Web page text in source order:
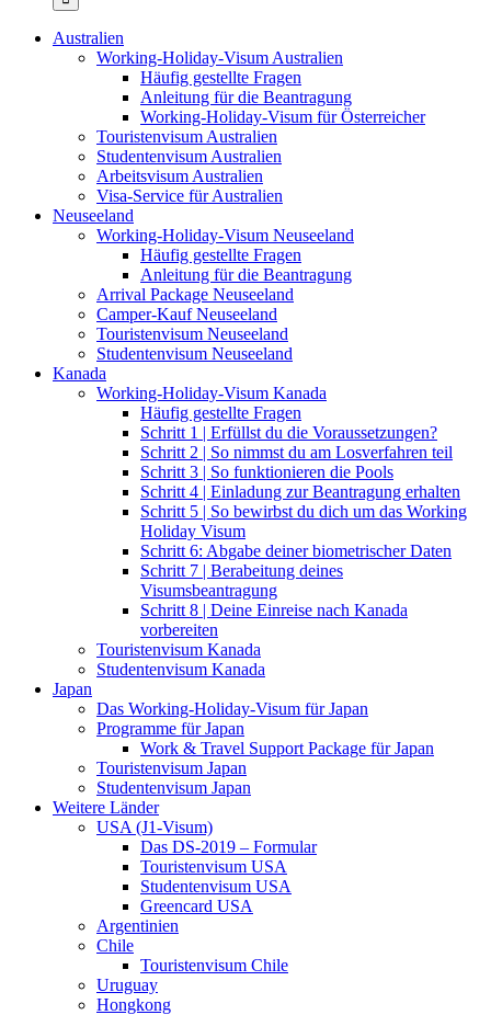
Australien
Working-Holiday-Visum Australien
Häufig gestellte Fragen
Anleitung für die Beantragung
Working-Holiday-Visum für Österreicher
Touristenvisum Australien
Studentenvisum Australien
Arbeitsvisum Australien
Visa-Service für Australien
Neuseeland
Working-Holiday-Visum Neuseeland
Häufig gestellte Fragen
Anleitung für die Beantragung
Arrival Package Neuseeland
Camper-Kauf Neuseeland
Touristenvisum Neuseeland
Studentenvisum Neuseeland
Kanada
Working-Holiday-Visum Kanada
Häufig gestellte Fragen
Schritt 1 | Erfüllst du die Voraussetzungen?
Schritt 2 | So nimmst du am Losverfahren teil
Schritt 3 | So funktionieren die Pools
Schritt 4 | Einladung zur Beantragung erhalten
Schritt 5 | So bewirbst du dich um das Working
Holiday Visum
Schritt 6: Abgabe deiner biometrischer Daten
Schritt 7 | Berabeitung deines
Visumsbeantragung
Schritt 8 | Deine Einreise nach Kanada
vorbereiten
Touristenvisum Kanada
Studentenvisum Kanada
Japan
Das Working-Holiday-Visum für Japan
Programme für Japan
Work & Travel Support Package für Japan
Touristenvisum Japan
Studentenvisum Japan
Weitere Länder
USA (J1-Visum)
Das DS-2019 – Formular
Touristenvisum USA
Studentenvisum USA
Greencard USA
Argentinien
Chile
Touristenvisum Chile
Uruguay
Hongkong